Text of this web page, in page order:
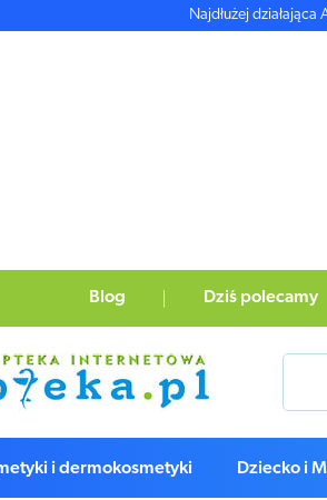
Najdłużej
Blog Dziś polecamy
i dermokosmetyki Dziecko i